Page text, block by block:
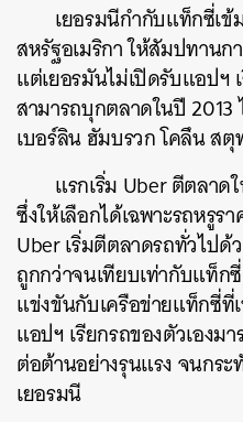
เยอรมนีกำกับแท็กซี่เข้
สหรัฐอเมริกาให้สัมปทานก
แต่เยอรมันไม่เปิดรับแอปฯ
สามารถบุกตลาดในปี 2013
เบอร์ลินฮัมบรวกโคลึนสตุ
แรกเริ่ม Uberตีตลาด
ซึ่งให้เลือกได้เฉพาะรถหรูร
Uberเริ่มตีตลาดรถทั่วไปด้
ถูกกว่าจนเทียบเท่ากับแท็กซี่
แข่งขันกับเครือข่ายแท็กซี่
แอปฯ เรียกรถของตัวเองม
ต่อต้านอย่างรุนแรงจนกระ
เยอรมนี